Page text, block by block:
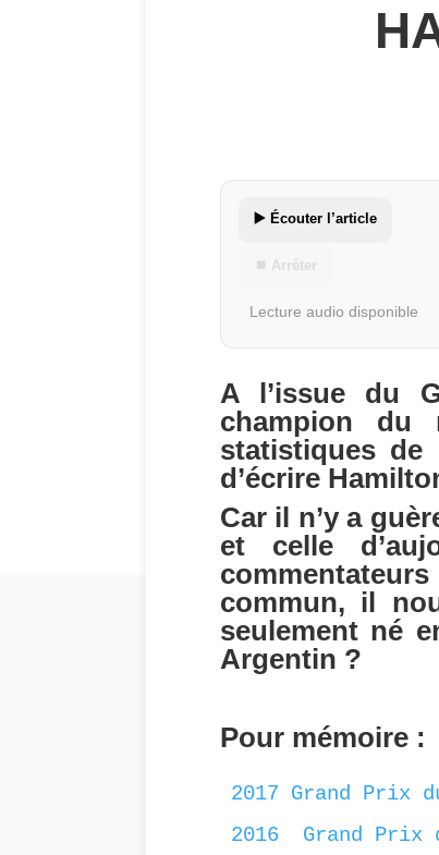
▶️ Écouter l’article
⏹ Arrêter
Lecture audio disponible
A l’issue du
champion du
statistiques de
d’écrire
Car il n’y a
et celle
commun, il
seulement né
Argentin ?
Pour mémoire :
2017 Grand Prix
2016  Grand